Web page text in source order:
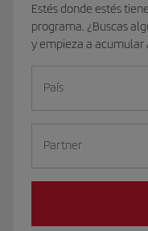
Estés donde estés
programa. ¿Buscas
y empieza a acumular
País
Partner